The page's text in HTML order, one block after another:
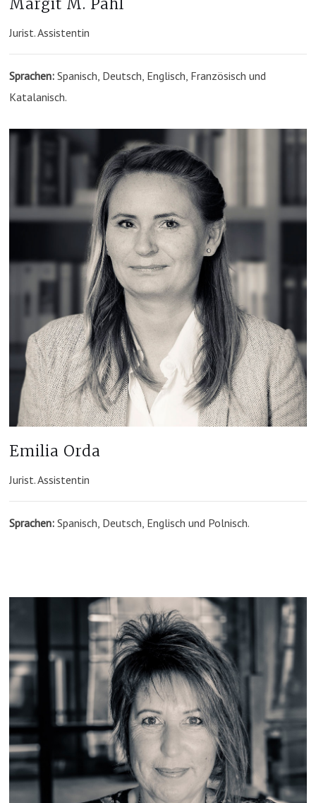
Jurist. Assistentin
Sprachen: Spanisch, Deutsch, Englisch, Französisch und
Katalanisch.
Emilia Orda
Jurist. Assistentin
Sprachen: Spanisch, Deutsch, Englisch und Polnisch.